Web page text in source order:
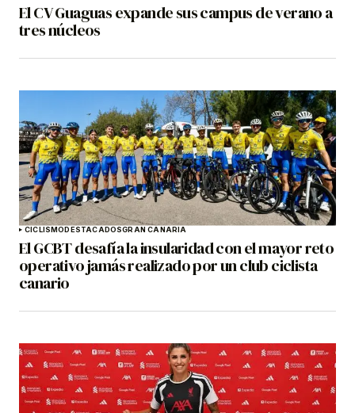
El CV Guaguas expande sus campus de verano a
tres núcleos
CICLISMODESTACADOSGRAN CANARIA
El GCBT desafía la insularidad con el mayor reto
operativo jamás realizado por un club ciclista
canario